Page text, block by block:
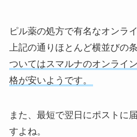
ピル薬の処方で有名なオンラ
上記の通りほとんど横並びの条
ついてはスマルナのオンライ
格が安いようです。
また、最短で翌日にポストに
すよね。